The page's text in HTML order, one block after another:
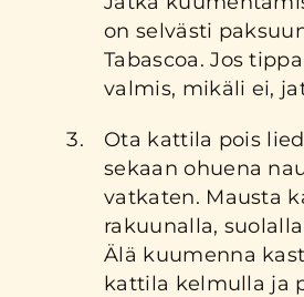
on selvästi
Tabascoa. Jos
valmis, mikäli ei,
Ota kattila pois
sekaan ohuena
vatkaten. Mausta
rakuunalla,
Älä kuumenna
kattila kelmulla ja